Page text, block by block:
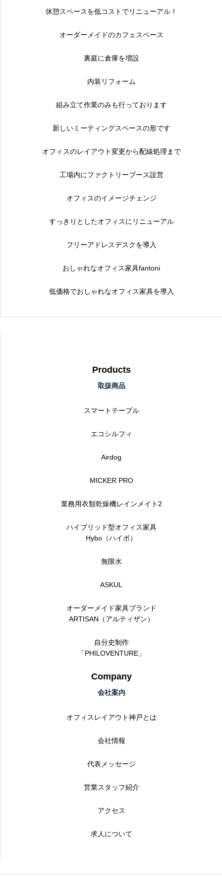
休憩スペースを低コストでリニューアル！
オーダーメイドのカフェスペース
裏庭に倉庫を増設
内装リフォーム
組み立て作業のみも行っております
新しいミーティングスペースの形です
オフィスのレイアウト変更から配線処理まで
工場内にファクトリーブース設営
オフィスのイメージチェンジ
すっきりとしたオフィスにリニューアル
フリーアドレスデスクを導入
おしゃれなオフィス家具fantoni
低価格でおしゃれなオフィス家具を導入
Products
取扱商品
スマートテーブル
エコシルフィ
Airdog
MICKER PRO
業務用衣類乾燥機レインメイト2
ハイブリッド型オフィス家具
Hybo（ハイボ）
無限水
ASKUL
オーダーメイド家具ブランド
ARTISAN（アルティザン）
自分史制作
「PHILOVENTURE」
Company
会社案内
オフィスレイアウト神戸とは
会社情報
代表メッセージ
営業スタッフ紹介
アクセス
求人について